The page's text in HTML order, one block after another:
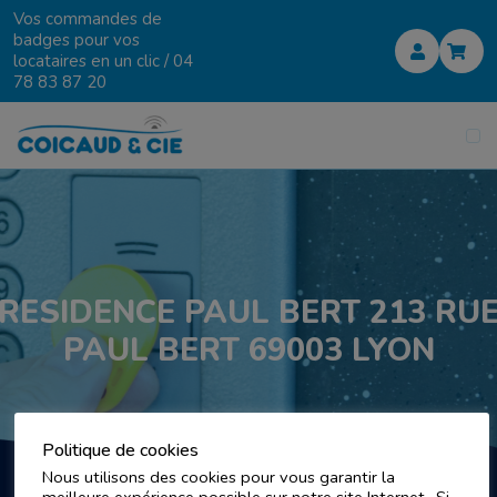
Vos commandes de
badges pour vos
locataires en un clic /04
78 83 87 20
PAUL BERT 213
PAUL BERT 69003 LYON
Politique de cookies
Nous utilisons des cookies pour vous garantir la